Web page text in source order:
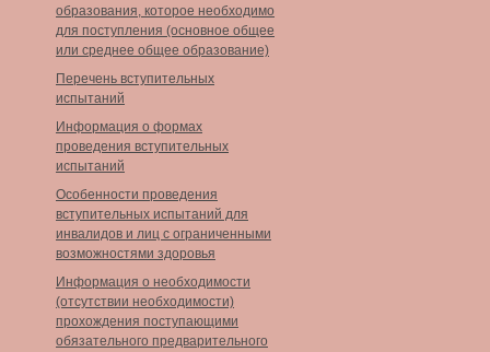
образования, которое необходимо
для поступления (основное общее
или среднее общее образование)
Перечень вступительных
испытаний
Информация о формах
проведения вступительных
испытаний
Особенности проведения
вступительных испытаний для
инвалидов и лиц с ограниченными
возможностями здоровья
Информация о необходимости
(отсутствии необходимости)
прохождения поступающими
обязательного предварительного